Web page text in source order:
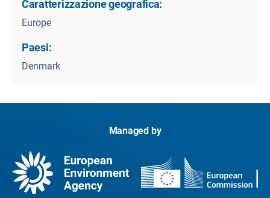
Caratterizzazione geografica:
Europe
Paesi:
Denmark
Managed by